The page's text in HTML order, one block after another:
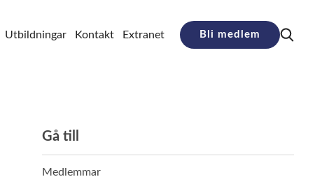
Utbildningar Kontakt Extranet Bli medlem
Gå till
Medlemmar